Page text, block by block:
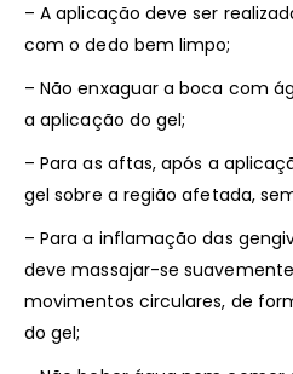
– A aplicação deve ser
com o dedo bem limpo;
– Não enxaguar a boca com
a aplicação do gel;
– Para as aftas, após a
gel sobre a região afetada,
– Para a inflamação das
deve massajar-se
movimentos circulares, de
do gel;